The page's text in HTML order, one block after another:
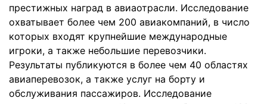
престижных наград в авиаотрасли. Исследование
охватывает более чем 200 авиакомпаний, в число
которых входят крупнейшие международные
игроки, а также небольшие перевозчики.
Результаты публикуются в более чем 40 областях
авиаперевозок, а также услуг на борту и
обслуживания пассажиров. Исследование